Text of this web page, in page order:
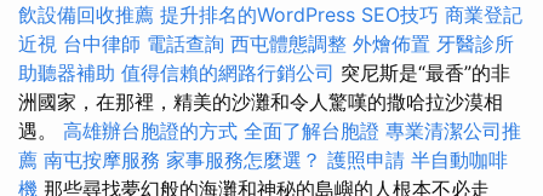
飲設備回收推薦 提升排名的WordPress SEO技巧 商業登記
近視 台中律師 電話查詢 西屯體態調整 外燴佈置 牙醫診所
助聽器補助 值得信賴的網路行銷公司 突尼斯是“最香”的非
洲國家，在那裡，精美的沙灘和令人驚嘆的撒哈拉沙漠相
遇。 高雄辦台胞證的方式 全面了解台胞證 專業清潔公司推
薦 南屯按摩服務 家事服務怎麼選？ 護照申請 半自動咖啡
機 那些尋找夢幻般的海灘和神秘的島嶼的人根本不必走